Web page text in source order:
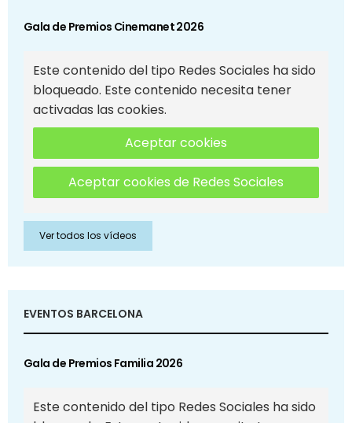
Gala de Premios Cinemanet 2026
Este contenido del tipo Redes Sociales ha sido
bloqueado. Este contenido necesita tener
activadas las cookies.
Aceptar cookies
Aceptar cookies de Redes Sociales
Ver todos los vídeos
EVENTOS BARCELONA
Gala de Premios Familia 2026
Este contenido del tipo Redes Sociales ha sido